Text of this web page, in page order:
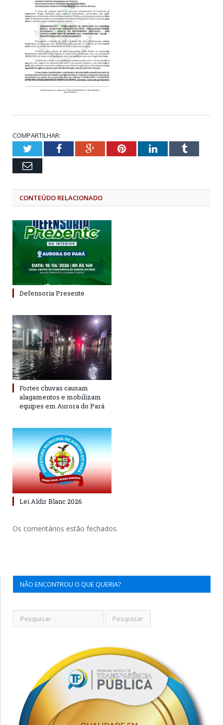
COMPARTILHAR:
TwitterFacebookGoogle+PinterestLinkedInTumblr
Email
CONTEÚDO RELACIONADO
Defensoria Presente
Fortes chuvas causam
alagamentos e mobilizam
equipes em Aurora do Pará
Lei Aldir Blanc 2026
Os comentários estão fechados.
NÃO ENCONTROU O QUE QUERIA?